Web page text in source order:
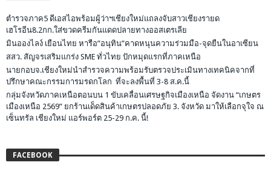
ตำรวจภาค5 ดีเอสไอพร้อมผู้ว่าฯเชียงใหม่แถลงจับสาวเชียงรายด
เฮโรอีน8.2กก.ใส่ขวดครีมกันแดดปลายทางออสเตรเลีย
มินอองไลง์ เยือนไทย หารือ”อนุทิน”คาดหนุนความร่วมมือ-จุดยืนในอาเซียน
สสว. สัญจรเสริมแกร่ง SME ทั่วไทย ปักหมุดแรกที่ภาคเหนือ
นายกอบจ.เชียงใหม่นำสำรวจความพร้อมรับตรวจประเมินทางเทคนิคจากที่
ปรึกษาคณะกรรมการมรดกโลก ที่จะลงพื้นที่ 3-8 ส.ค.นี้
กลุ่มจังหวัดภาคเหนือตอนบน 1 ขับเคลื่อนเศรษฐกิจเมืองเหนือ จัดงาน “เกษตร
เมืองเหนือ 2569” ยกร้านเด็ดสินค้าเกษตรปลอดภัย 3. จังหวัด มาให้เลือกจุใจ ณ
เซ็นทรัล เชียงใหม่ แอร์พอร์ต 25-29 ก.ค. นี้!
FACEBOOK